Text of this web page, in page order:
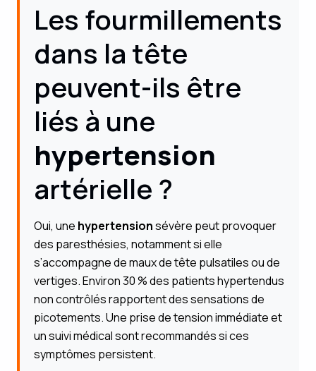
Les fourmillements
dans la tête
peuvent-ils être
liés à une
hypertension
artérielle ?
Oui, une hypertensionsévère peut provoquer
des paresthésies, notamment si elle
s’accompagne de maux de tête pulsatiles ou de
vertiges. Environ 30 % des patients hypertendus
non contrôlés rapportent des sensations de
picotements. Une prise de tension immédiate et
un suivi médical sont recommandés si ces
symptômes persistent.